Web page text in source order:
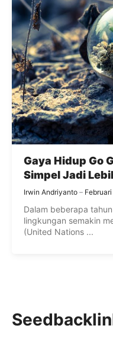
Gaya Hidup Go
Simpel Jadi
Irwin Andriyanto
Dalam beberapa
lingkungan semakin
(United Nations ...